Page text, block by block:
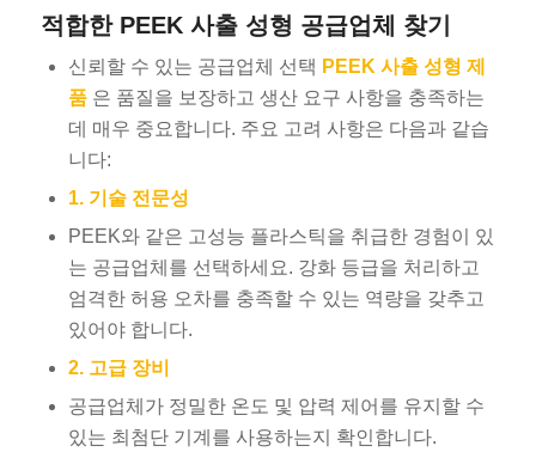
적합한 PEEK 사출 성형 공급업체 찾기
신뢰할 수 있는 공급업체 선택 PEEK 사출 성형 제
품은 품질을 보장하고 생산 요구 사항을 충족하는
데 매우 중요합니다. 주요 고려 사항은 다음과 같습
니다:
1. 기술 전문성
PEEK와 같은 고성능 플라스틱을 취급한 경험이 있
는 공급업체를 선택하세요. 강화 등급을 처리하고
엄격한 허용 오차를 충족할 수 있는 역량을 갖추고
있어야 합니다.
2. 고급 장비
공급업체가 정밀한 온도 및 압력 제어를 유지할 수
있는 최첨단 기계를 사용하는지 확인합니다.